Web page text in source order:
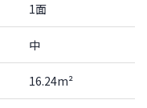
1面
中
16.24m²